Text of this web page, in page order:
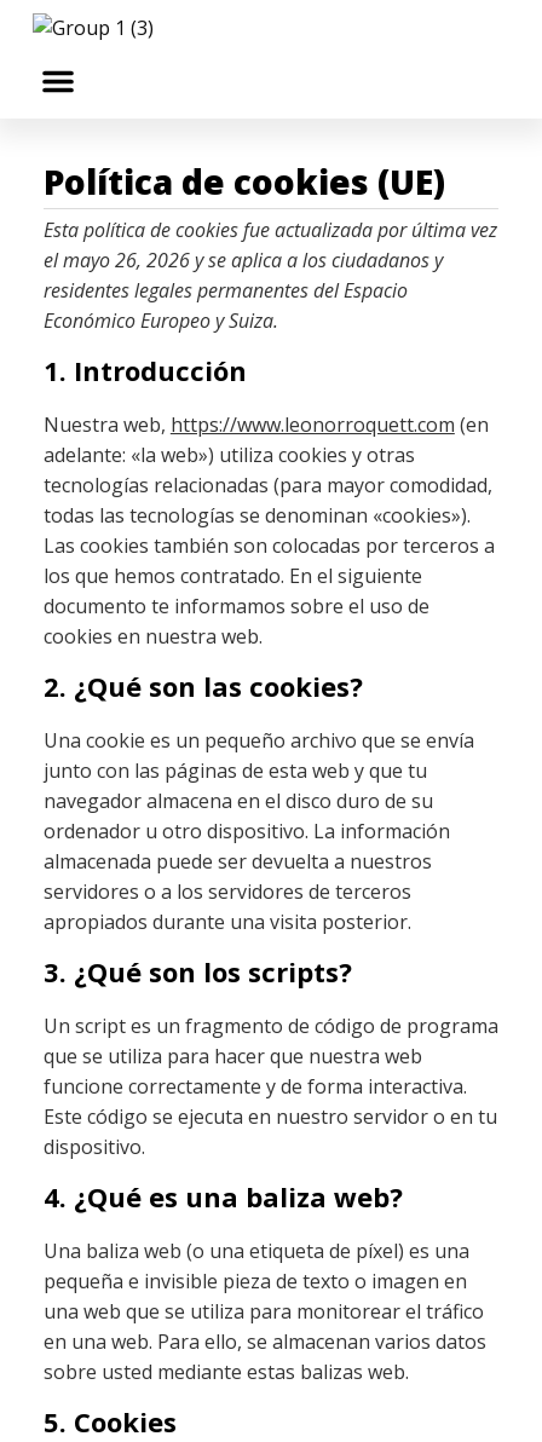
Política de cookies (UE)
Esta política de cookies fue actualizada por última vez
el mayo 26, 2026 y se aplica a los ciudadanos y
residentes legales permanentes del Espacio
Económico Europeo y Suiza.
1. Introducción
Nuestra web, https://www.leonorroquett.com (en
adelante: «la web») utiliza cookies y otras
tecnologías relacionadas (para mayor comodidad,
todas las tecnologías se denominan «cookies»).
Las cookies también son colocadas por terceros a
los que hemos contratado. En el siguiente
documento te informamos sobre el uso de
cookies en nuestra web.
2. ¿Qué son las cookies?
Una cookie es un pequeño archivo que se envía
junto con las páginas de esta web y que tu
navegador almacena en el disco duro de su
ordenador u otro dispositivo. La información
almacenada puede ser devuelta a nuestros
servidores o a los servidores de terceros
apropiados durante una visita posterior.
3. ¿Qué son los scripts?
Un script es un fragmento de código de programa
que se utiliza para hacer que nuestra web
funcione correctamente y de forma interactiva.
Este código se ejecuta en nuestro servidor o en tu
dispositivo.
4. ¿Qué es una baliza web?
Una baliza web (o una etiqueta de píxel) es una
pequeña e invisible pieza de texto o imagen en
una web que se utiliza para monitorear el tráfico
en una web. Para ello, se almacenan varios datos
sobre usted mediante estas balizas web.
5. Cookies